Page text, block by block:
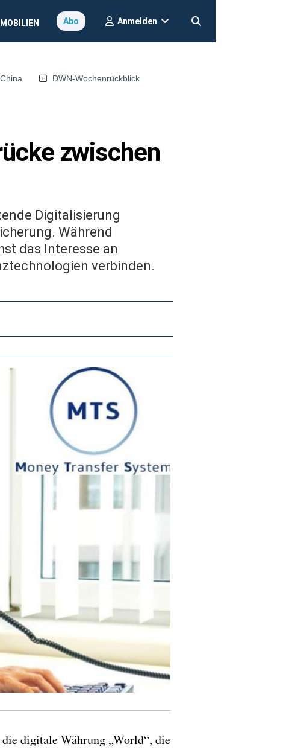
Abo Anmelden
China DWN-Wochenrückblick
zwischen
Digitalisierung
Während
das Interesse an
verbinden.
digitale Währung „World“, die